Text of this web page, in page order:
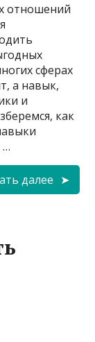
отношений
сферах
а навык,
и
как
…
далее